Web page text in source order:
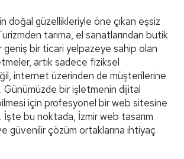
doğal güzellikleriyle öne çıkan eşsiz
tarıma, el sanatlarından butik
geniş bir ticari yelpazeye sahip olan
artık sadece fiziksel
internet üzerinden de müşterilerine
Günümüzde bir işletmenin dijital
için profesyonel bir web sitesine
İşte bu noktada, İzmir web tasarım
güvenilir çözüm ortaklarına ihtiyaç